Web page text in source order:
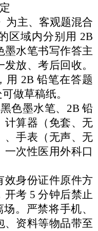
为主、客观题混合
区域内分别用 2B
墨水笔书写作答主
放、考后回收。
用 2B 铅笔在答题
做草稿纸。
色墨水笔、 2B 铅
计算器（免套、无
、手表（无声、无
一次性医用外科口
效身份证件原件方
开考 5 分钟后禁止
场。严禁将手机、
、资料等物品带至